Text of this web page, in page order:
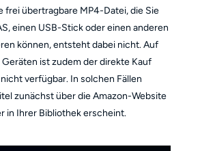
frei übertragbare MP4-Datei, die Sie
einen USB-Stick oder einen anderen
können, entsteht dabei nicht. Auf
ist zudem der direkte Kauf
verfügbar. In solchen Fällen
zunächst über die Amazon-Website
in Ihrer Bibliothek erscheint.